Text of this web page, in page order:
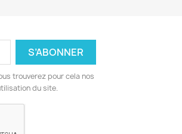
trouverez pour cela nos
du site.